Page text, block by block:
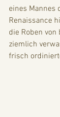
eines Mannes
Renaissance
die Roben
ziemlich
frisch